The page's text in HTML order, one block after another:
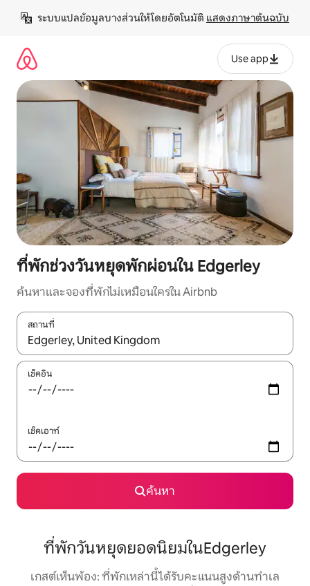
เนื้อหา
ระบบแปลข้อมูลบางส่วนให้โดยอัตโนมัติ แสดงภาษาต้นฉบับ
Use app
ที่พักช่วงวันหยุดพักผ่อนใน Edgerley
ค้นหาและจองที่พักไม่เหมือนใครใน Airbnb
สถานที่
ใช้ลูกศรขึ้นลง หรือใช้การสัมผัสหรือปัด เพื่อสำรวจผลการค้นหา
เช็คอิน
เช็คเอาท์
ค้นหา
ที่พักวันหยุดยอดนิยมในEdgerley
เกสต์เห็นพ้อง: ที่พักเหล่านี้ได้รับคะแนนสูงด้านทำเล